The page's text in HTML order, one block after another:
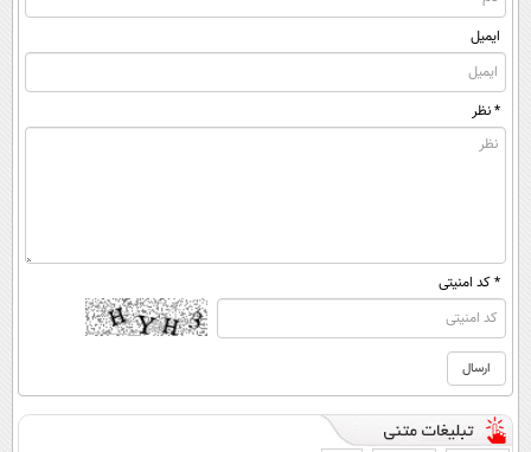
ایمیل
* نظر
* کد امنیتی